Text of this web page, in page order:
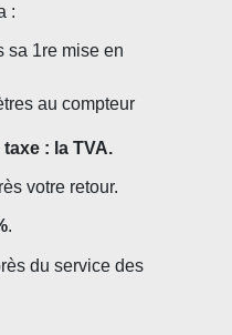
:
sa 1re mise en
au compteur
: la TVA.
votre retour.
.
du service des